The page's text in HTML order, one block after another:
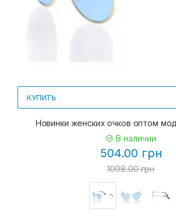
КУПИТЬ
Новинки женских очков оптом
В наличии
504.00 грн
1008.00 грн